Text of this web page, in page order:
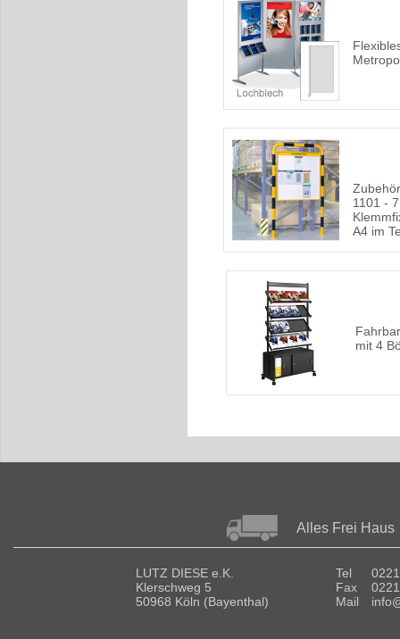
1101 -
A4 im
mit 4
Alles Frei Haus
LUTZ DIESE e.K.
Klerschweg 5
50968 Köln (Bayenthal)
Tel
Fax
Mail